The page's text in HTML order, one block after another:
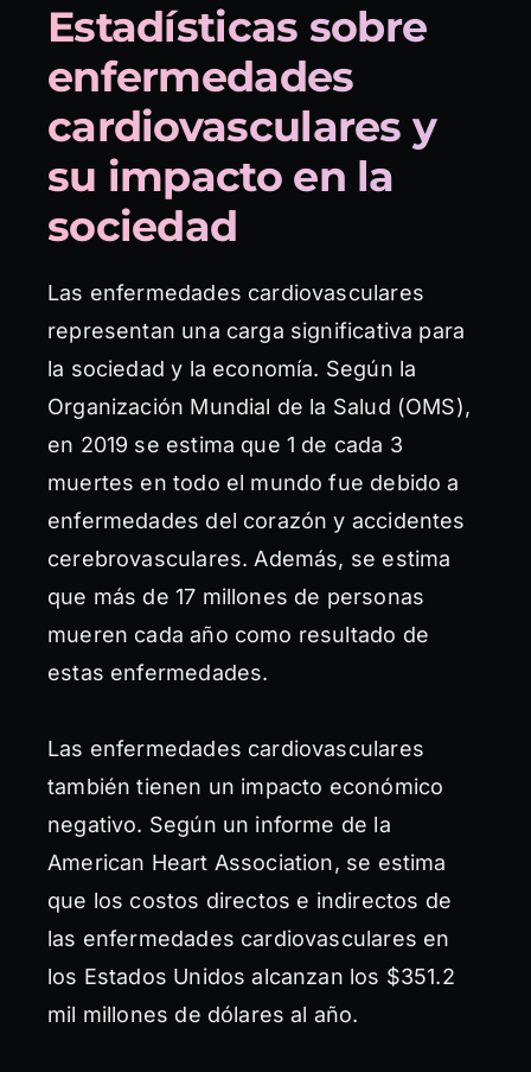
Estadísticas sobre
enfermedades
cardiovasculares y
su impacto en la
sociedad
Las enfermedades cardiovasculares
representan una carga significativa para
la sociedad y la economía. Según la
Organización Mundial de la Salud (OMS),
en 2019 se estima que 1 de cada 3
muertes en todo el mundo fue debido a
enfermedades del corazón y accidentes
cerebrovasculares. Además, se estima
que más de 17 millones de personas
mueren cada año como resultado de
estas enfermedades.
Las enfermedades cardiovasculares
también tienen un impacto económico
negativo. Según un informe de la
American Heart Association, se estima
que los costos directos e indirectos de
las enfermedades cardiovasculares en
los Estados Unidos alcanzan los $351.2
mil millones de dólares al año.